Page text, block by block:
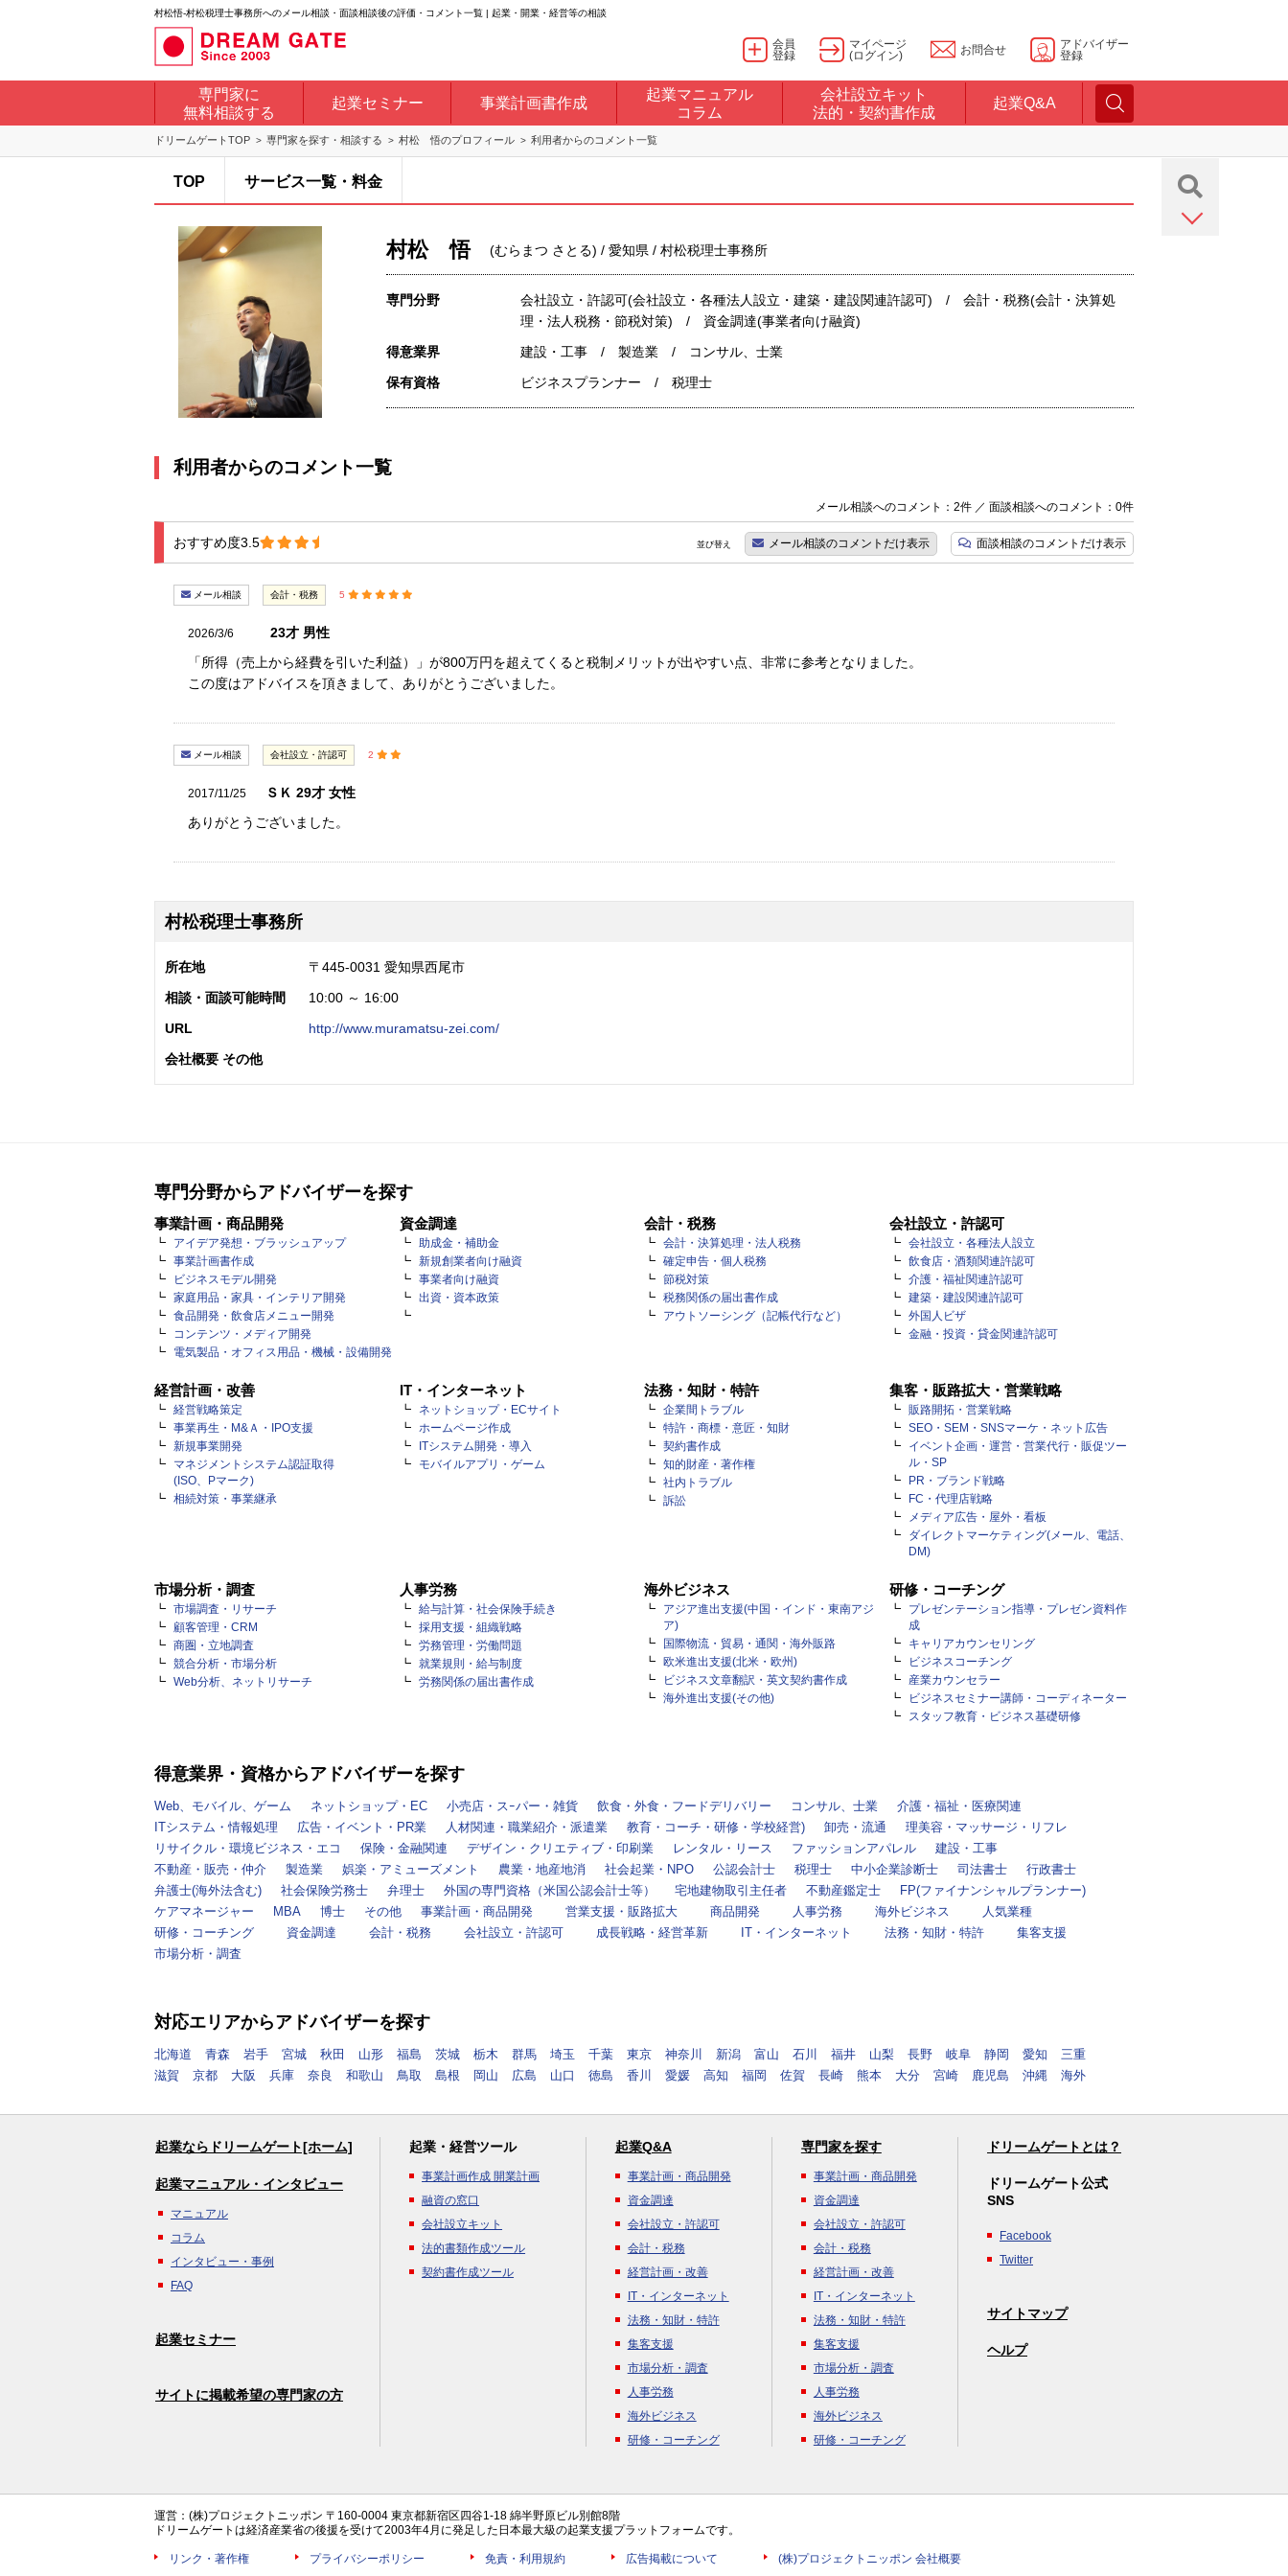
村松悟-村松税理士事務所へのメール相談・面談相談後の評価・コメント一覧 | 起業・開業・経営等の相談
会員
登録
マイページ
(ログイン)
お問合せ
アドバイザー
登録
専門家に
無料相談する
起業セミナー 事業計画書作成
起業マニュアル
コラム
会社設立キット
法的・契約書作成
起業Q&A
ドリームゲートTOP 専門家を探す・相談する 村松 悟のプロフィール 利用者からのコメント一覧
TOP サービス一覧・料金
村松 悟 (むらまつ さとる) / 愛知県 / 村松税理士事務所
専門分野
会社設立・許認可(会社設立・各種法人設立・建築・建設関連許認可) / 会計・税務(会計・決算処
理・法人税務・節税対策) / 資金調達(事業者向け融資)
得意業界
建設・工事 / 製造業 / コンサル、士業
保有資格
ビジネスプランナー / 税理士
利用者からのコメント一覧
メール相談へのコメント：2件 ／ 面談相談へのコメント：0件
おすすめ度3.5 並び替え メール相談のコメント だけ表示 面談相談のコメント だけ表示
メール相談 会計・税務 5
2026/3/6
23才 男性
「所得（売上から経費を引いた利益）」が800万円を超えてくると税制メリットが出やすい点、非常に参考となりました。
この度はアドバイスを頂きまして、ありがとうございました。
メール相談 会社設立・許認可 2
2017/11/25
ＳＫ 29才 女性
ありがとうございました。
村松税理士事務所
所在地
〒445-0031 愛知県西尾市
相談・面談可能時間
10:00 ～ 16:00
URL
http://www.muramatsu-zei.com/
会社概要 その他
専門分野からアドバイザーを探す
事業計画・商品開発
アイデア発想・ブラッシュアップ
事業計画書作成
ビジネスモデル開発
家庭用品・家具・インテリア開発
食品開発・飲食店メニュー開発
コンテンツ・メディア開発
電気製品・オフィス用品・機械・設備開発
資金調達
助成金・補助金
新規創業者向け融資
事業者向け融資
出資・資本政策
会計・税務
会計・決算処理・法人税務
確定申告・個人税務
節税対策
税務関係の届出書作成
アウトソーシング（記帳代行など）
会社設立・許認可
会社設立・各種法人設立
飲食店・酒類関連許認可
介護・福祉関連許認可
建築・建設関連許認可
外国人ビザ
金融・投資・貸金関連許認可
経営計画・改善
経営戦略策定
事業再生・M&Ａ・IPO支援
新規事業開発
マネジメントシステム認証取得
(ISO、Pマーク)
相続対策・事業継承
IT・インターネット
ネットショップ・ECサイト
ホームページ作成
ITシステム開発・導入
モバイルアプリ・ゲーム
法務・知財・特許
企業間トラブル
特許・商標・意匠・知財
契約書作成
知的財産・著作権
社内トラブル
訴訟
集客・販路拡大・営業戦略
販路開拓・営業戦略
SEO・SEM・SNSマーケ・ネット広告
イベント企画・運営・営業代行・販促ツー
ル・SP
PR・ブランド戦略
FC・代理店戦略
メディア広告・屋外・看板
ダイレクトマーケティング(メール、電話、
DM)
市場分析・調査
市場調査・リサーチ
顧客管理・CRM
商圏・立地調査
競合分析・市場分析
Web分析、ネットリサーチ
人事労務
給与計算・社会保険手続き
採用支援・組織戦略
労務管理・労働問題
就業規則・給与制度
労務関係の届出書作成
海外ビジネス
アジア進出支援(中国・インド・東南アジ
ア)
国際物流・貿易・通関・海外販路
欧米進出支援(北米・欧州)
ビジネス文章翻訳・英文契約書作成
海外進出支援(その他)
研修・コーチング
プレゼンテーション指導・プレゼン資料作
成
キャリアカウンセリング
ビジネスコーチング
産業カウンセラー
ビジネスセミナー講師・コーディネーター
スタッフ教育・ビジネス基礎研修
得意業界・資格からアドバイザーを探す
Web、モバイル、ゲーム ネットショップ・EC 小売店・スｰパー・雑貨 飲食・外食・フードデリバリー コンサル、士業
介護・福祉・医療関連
ITシステム・情報処理
広告・イベント・PR業 人材関連・職業紹介・派遣業 教育・コーチ・研修・学校経営) 卸売・流通
理美容・マッサージ・リフレ
リサイクル・環境ビジネス・エコ
保険・金融関連 デザイン・クリエティブ・印刷業 レンタル・リース ファッションアパレル
建設・工事
不動産・販売・仲介
製造業 娯楽・アミューズメント 農業・地産地消 社会起業・NPO 公認会計士 税理士 中小企業診断士 司法書士
行政書士
弁護士(海外法含む)
社会保険労務士 弁理士 外国の専門資格（米国公認会計士等） 宅地建物取引主任者 不動産鑑定士
FP(ファイナンシャルプランナー)
ケアマネージャー
MBA 博士 その他 事業計画・商品開発 営業支援・販路拡大 商品開発 人事労務 海外ビジネス
人気業種
研修・コーチング
資金調達 会計・税務 会社設立・許認可 成長戦略・経営革新 IT・インターネット 法務・知財・特許
集客支援
市場分析・調査
対応エリアからアドバイザーを探す
北海道 青森 岩手 宮城 秋田 山形 福島 茨城 栃木 群馬 埼玉 千葉 東京 神奈川 新潟 富山 石川 福井 山梨 長野 岐阜 静岡 愛知
三重
滋賀
京都 大阪 兵庫 奈良 和歌山 鳥取 島根 岡山 広島 山口 徳島 香川 愛媛 高知 福岡 佐賀 長崎 熊本 大分 宮崎 鹿児島 沖縄 海外
起業ならドリームゲート[ホーム]
起業マニュアル・インタビュー
マニュアル
コラム
インタビュー・事例
FAQ
起業セミナー
サイトに掲載希望の専門家の方
起業・経営ツール
事業計画作成 開業計画
融資の窓口
会社設立キット
法的書類作成ツール
契約書作成ツール
起業Q&A
事業計画・商品開発
資金調達
会社設立・許認可
会計・税務
経営計画・改善
IT・インターネット
法務・知財・特許
集客支援
市場分析・調査
人事労務
海外ビジネス
研修・コーチング
専門家を探す
事業計画・商品開発
資金調達
会社設立・許認可
会計・税務
経営計画・改善
IT・インターネット
法務・知財・特許
集客支援
市場分析・調査
人事労務
海外ビジネス
研修・コーチング
ドリームゲートとは？
ドリームゲート公式
SNS
Facebook
Twitter
サイトマップ
ヘルプ
運営：(株)プロジェクトニッポン 〒160-0004 東京都新宿区四谷1-18 綿半野原ビル別館8階
ドリームゲートは経済産業省の後援を受けて2003年4月に発足した日本最大級の起業支援プラットフォームです。
リンク・著作権 プライバシーポリシー 免責・利用規約 広告掲載について (株)プロジェクトニッポン 会社概要